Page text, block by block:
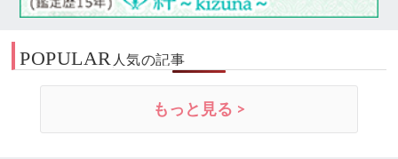
POPULAR人気の記事
もっと見る >